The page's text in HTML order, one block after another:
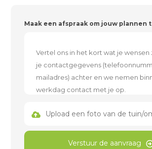
Maak een afspraak om jouw plannen
Upload een foto van de tuin/
Verstuur de aanvraag